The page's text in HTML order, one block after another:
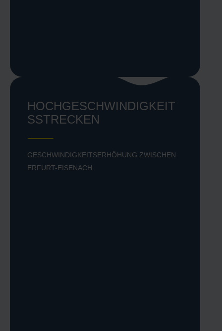
HOCHGESCHWINDIGKEIT
SSTRECKEN
GESCHWINDIGKEITSERHÖHUNG ZWISCHEN
ERFURT-EISENACH